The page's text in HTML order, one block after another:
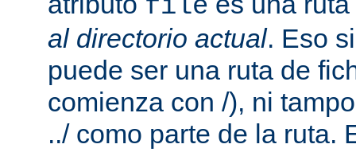
file
al directorio actual. Eso
puede ser una ruta de
comienza con /), ni
../ como parte de la ruta.